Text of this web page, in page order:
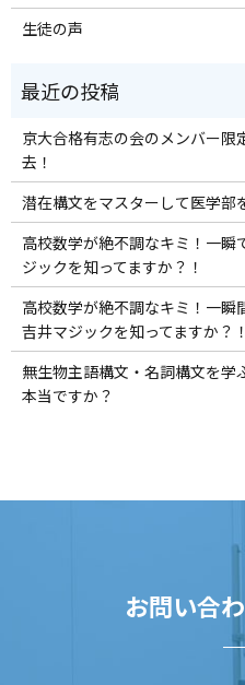
生徒の声
京大合格有志の会のメンバー限
去！
潜在構文をマスターして医学部
高校数学が絶不調なキミ！一瞬
ジックを知ってますか？！
高校数学が絶不調なキミ！一瞬
吉井マジックを知ってますか？！
無生物主語構文・名詞構文を学
本当ですか？
お問い合